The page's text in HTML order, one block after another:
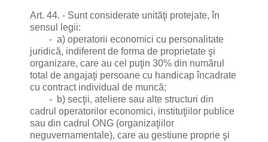
Art. 44. - Sunt considerate unităţi protejate, în
sensul legii:
- a) operatorii economici cu personalitate
juridică, indiferent de forma de proprietate şi
organizare, care au cel puţin 30% din numărul
total de angajaţi persoane cu handicap încadrate
cu contract individual de muncă;
- b) secţii, ateliere sau alte structuri din
cadrul operatorilor economici, instituţiilor publice
sau din cadrul ONG (organizaţiilor
neguvernamentale), care au gestiune proprie şi